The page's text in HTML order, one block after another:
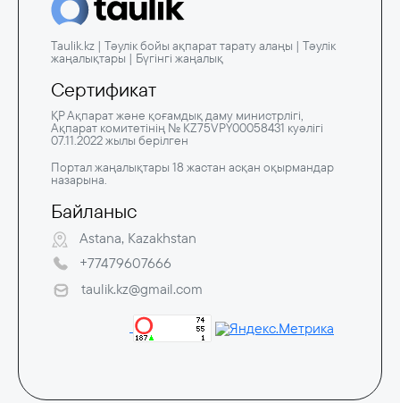
Taulik.kz | Тәулік бойы ақпарат тарату алаңы | Тәулік
жаңалықтары | Бүгінгі жаңалық
Сертификат
ҚР Ақпарат және қоғамдық даму министрлігі,
Ақпарат комитетінің № KZ75VPY00058431 куәлігі
07.11.2022 жылы берілген
Портал жаңалықтары 18 жастан асқан оқырмандар
назарына.
Байланыс
Astana, Kazakhstan
+77479607666
taulik.kz@gmail.com